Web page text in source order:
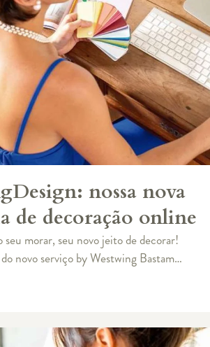
nossa nova
de decoração online
seu morar, seu novo jeito de decorar!
serviço by Westwing Bastam